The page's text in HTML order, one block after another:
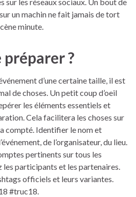
un machin ne fait jamais de tort
minute.
?
d’une certaine taille, il est
de choses. Un petit coup d’oeil
les éléments essentiels et
Cela facilitera les choses sur
compté. Identifier le nom et
de l’organisateur, du lieu.
pertinents sur tous les
les participants et les partenaires.
officiels et leurs variantes.
#truc18.